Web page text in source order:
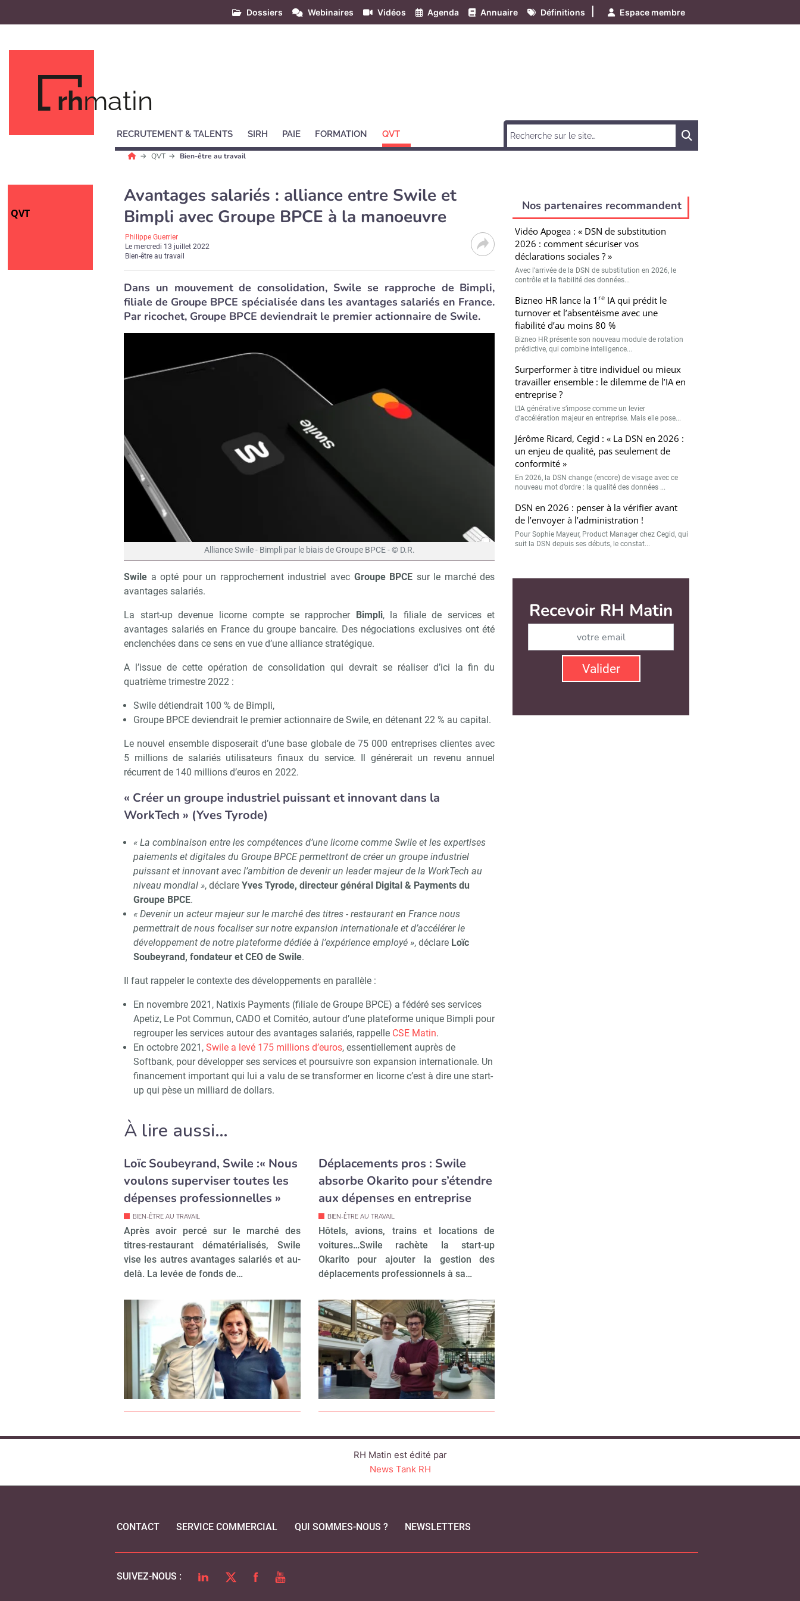
Dossiers Webinaires Vidéos Agenda Annuaire Définitions Espace membre
rhmatin
RECRUTEMENT & TALENTS SIRH PAIE FORMATION QVT
QVT Bien-être au travail
QVT
Avantages salariés : alliance entre Swile et
Bimpli avec Groupe BPCE à la manoeuvre
Philippe Guerrier
Lemercredi 13 juillet 2022
Bien-être au travail
Dans un mouvement de consolidation, Swile se rapproche de Bimpli,
filiale de Groupe BPCE spécialisée dans les avantages salariés en France.
Par ricochet, Groupe BPCE deviendrait le premier actionnaire de Swile.
Alliance Swile - Bimpli par le biais de Groupe BPCE - © D.R.
Swile a opté pour un rapprochement industriel avec Groupe BPCE sur le marché des
avantages salariés.
La start-up devenue licorne compte se rapprocher Bimpli, la filiale de services et
avantages salariés en France du groupe bancaire. Des négociations exclusives ont été
enclenchées dans ce sens en vue d’une alliance stratégique.
A l’issue de cette opération de consolidation qui devrait se réaliser d’ici la fin du
quatrième trimestre 2022 :
Swile détiendrait 100 % de Bimpli,
Groupe BPCE deviendrait le premier actionnaire de Swile, en détenant 22 % au capital.
Le nouvel ensemble disposerait d’une base globale de 75 000 entreprises clientes avec
5 millions de salariés utilisateurs finaux du service. Il générerait un revenu annuel
récurrent de 140 millions d’euros en 2022.
« Créer un groupe industriel puissant et innovant dans la
WorkTech » (Yves Tyrode)
« La combinaison entre les compétences d’une licorne comme Swile et les expertises
paiements et digitales du Groupe BPCE permettront de créer un groupe industriel
puissant et innovant avec l’ambition de devenir un leader majeur de la WorkTech au
niveau mondial », déclareYves Tyrode, directeur général Digital & Payments du
Groupe BPCE.
« Devenir un acteur majeur sur le marché des titres - restaurant en France nous
permettrait de nous focaliser sur notre expansion internationale et d’accélérer le
développement de notre plateforme dédiée à l’expérience employé », déclare Loïc
Soubeyrand, fondateur et CEO de Swile.
Il faut rappeler le contexte des développements en parallèle :
En novembre 2021, Natixis Payments (filiale de Groupe BPCE) a fédéré ses services
Apetiz, Le Pot Commun, CADO et Comitéo, autour d’une plateforme unique Bimpli pour
regrouper les services autour des avantages salariés, rappelle CSE Matin.
En octobre 2021, Swile a levé 175 millions d’euros, essentiellement auprès de
Softbank, pour développer ses services et poursuivre son expansion internationale. Un
financement important qui lui a valu de se transformer en licorne c’est à dire une start-
up qui pèse un milliard de dollars.
À lire aussi…
Loïc Soubeyrand, Swile :« Nous
voulons superviser toutes les
dépenses professionnelles »
BIEN-ÊTRE AU TRAVAIL
Après avoir percé sur le marché des
titres-restaurant dématérialisés, Swile
vise les autres avantages salariés et au-
delà. La levée de fonds de…
Déplacements pros : Swile
absorbe Okarito pour s’étendre
aux dépenses en entreprise
BIEN-ÊTRE AU TRAVAIL
Hôtels, avions, trains et locations de
voitures…Swile rachète la start-up
Okarito pour ajouter la gestion des
déplacements professionnels à sa…
Nos partenaires recommandent
Vidéo Apogea : « DSN de substitution
2026 : comment sécuriser vos
déclarations sociales ? »
Avec l’arrivée de la DSN de substitution en 2026, le
contrôle et la fiabilité des données...
Bizneo HR lance la 1 reIA qui prédit le
turnover et l’absentéisme avec une
fiabilité d’au moins 80 %
Bizneo HR présente son nouveau module de rotation
prédictive, qui combine intelligence...
Surperformer à titre individuel ou mieux
travailler ensemble : le dilemme de l’IA en
entreprise ?
L’IA générative s’impose comme un levier
d’accélération majeur en entreprise. Mais elle pose...
Jérôme Ricard, Cegid : « La DSN en 2026 :
un enjeu de qualité, pas seulement de
conformité »
En 2026, la DSN change (encore) de visage avec ce
nouveau mot d’ordre : la qualité des données ...
DSN en 2026 : penser à la vérifier avant
de l’envoyer à l’administration !
Pour Sophie Mayeur, Product Manager chez Cegid, qui
suit la DSN depuis ses débuts, le constat...
Recevoir RH Matin
Valider
RH Matin est édité par
News Tank RH
CONTACT SERVICE COMMERCIAL QUI SOMMES-NOUS ? NEWSLETTERS
SUIVEZ-NOUS : LINKEDINTWITTERFACEBOOK
YOUTUBE